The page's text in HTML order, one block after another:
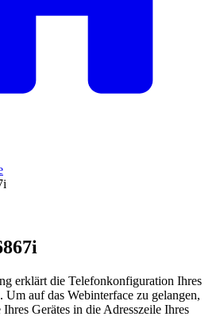
erklärt die Telefonkonfiguration Ihres
Um auf das Webinterface zu gelangen,
Gerätes in die Adresszeile Ihres